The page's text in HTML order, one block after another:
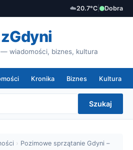
☁️20.7°C Dobra
zGdyni
wiadomości, biznes, kultura
Kronika Biznes Kultura
Szukaj
› Pozimowe sprzątanie Gdyni –